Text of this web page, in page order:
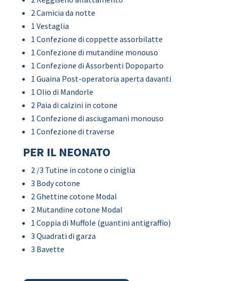
2 Camicia da notte
1 Vestaglia
1 Confezione di coppette assorbilatte
1 Confezione di mutandine monouso
1 Confezione di Assorbenti Dopoparto
1 Guaina Post-operatoria aperta davanti
1 Olio di Mandorle
2 Paia di calzini in cotone
1 Confezione di asciugamani monouso
1 Confezione di traverse
PER IL NEONATO
2 /3 Tutine in cotone o ciniglia
3 Body cotone
2 Ghettine cotone Modal
2 Mutandine cotone Modal
1 Coppia di Muffole (guantini antigraffio)
3 Quadrati di garza
3 Bavette